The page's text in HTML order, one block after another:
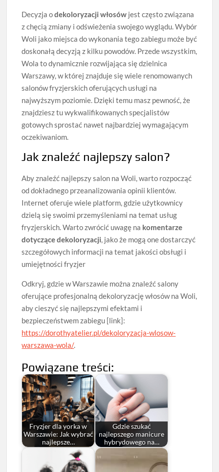
Decyzja odekoloryzacji włosów jest często związana
z chęcią zmiany i odświeżenia swojego wyglądu. Wybór
Woli jako miejsca do wykonania tego zabiegu może być
doskonałą decyzją z kilku powodów. Przede wszystkim,
Wola to dynamicznie rozwijająca się dzielnica
Warszawy, w której znajduje się wiele renomowanych
salonów fryzjerskich oferujących usługi na
najwyższym poziomie. Dzięki temu masz pewność, że
znajdziesz tu wykwalifikowanych specjalistów
gotowych sprostać nawet najbardziej wymagającym
oczekiwaniom.
Jak znaleźć najlepszy salon?
Aby znaleźć najlepszy salon na Woli, warto rozpocząć
od dokładnego przeanalizowania opinii klientów.
Internet oferuje wiele platform, gdzie użytkownicy
dzielą się swoimi przemyśleniami na temat usług
fryzjerskich. Warto zwrócić uwagę na komentarze
dotyczące dekoloryzacji, jako że mogą one dostarczyć
szczegółowych informacji na temat jakości obsługi i
umiejętności fryzjer
Odkryj, gdzie w Warszawie można znaleźć salony
oferujące profesjonalną dekoloryzację włosów na Woli,
aby cieszyć się najlepszymi efektami i
bezpieczeństwem zabiegu [link]:
https://dorothyatelier.pl/dekoloryzacja-wlosow-
warszawa-wola/.
Powiązane treści:
Fryzjer dla yorka w
Warszawie: Jak wybrać
najlepsze…
Gdzie szukać
najlepszego manicure
hybrydowego na…